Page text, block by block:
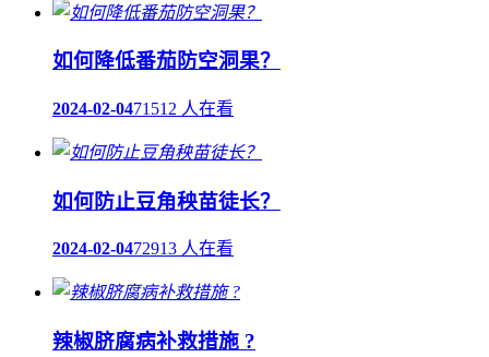
如何降低番茄防空洞果？
2024-02-0471512 人在看
如何防止豆角秧苗徒长？
2024-02-0472913 人在看
辣椒脐腐病补救措施 ?